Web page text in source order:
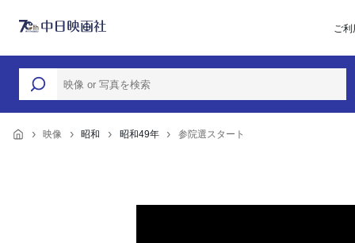
ご
映像 昭和 昭和49年 参院選スタート